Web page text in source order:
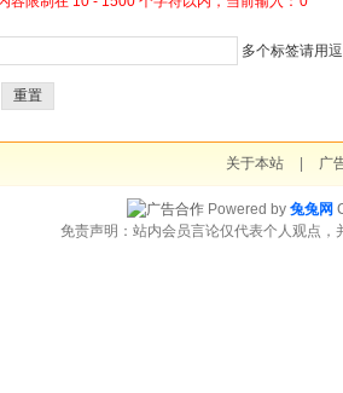
多个标签请用
重置
关于本站 广
Powered by 兔兔网
免责声明：站内会员言论仅代表个人观点